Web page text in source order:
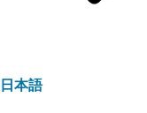
日本語